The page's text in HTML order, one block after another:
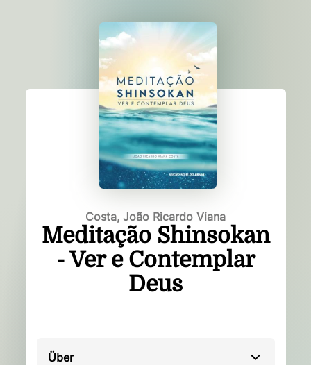
Costa, João Ricardo Viana
Meditação Shinsokan
- Ver e Contemplar
Deus
Über